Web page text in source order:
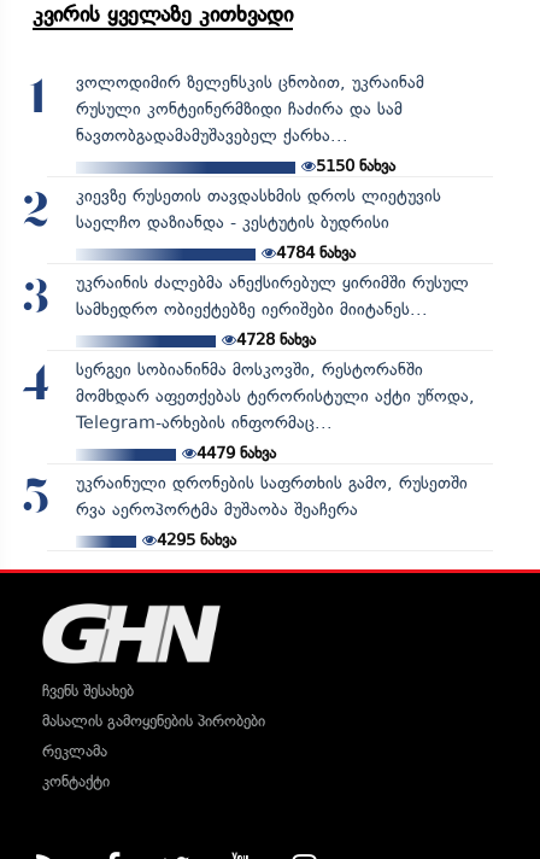
კვირის ყველაზე კითხვადი
1
ვოლოდიმირ ზელენსკის ცნობით, უკრაინამ
რუსული კონტეინერმზიდი ჩაძირა და სამ
ნავთობგადამამუშავებელ ქარხა...
5150ნახვა
2
კიევზე რუსეთის თავდასხმის დროს ლიეტუვის
საელჩო დაზიანდა - კესტუტის ბუდრისი
4784ნახვა
3
უკრაინის ძალებმა ანექსირებულ ყირიმში რუსულ
სამხედრო ობიექტებზე იერიშები მიიტანეს...
4728ნახვა
4
სერგეი სობიანინმა მოსკოვში, რესტორანში
მომხდარ აფეთქებას ტერორისტული აქტი უწოდა,
Telegram-არხების ინფორმაც...
4479ნახვა
5
უკრაინული დრონების საფრთხის გამო, რუსეთში
რვა აეროპორტმა მუშაობა შეაჩერა
4295ნახვა
ჩვენს შესახებ
მასალის გამოყენების პირობები
რეკლამა
კონტაქტი